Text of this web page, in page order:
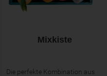
Mixkiste
Die perfekte Kombination aus